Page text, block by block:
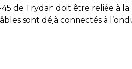
de Trydan doit être reliée à
sont déjà connectés à